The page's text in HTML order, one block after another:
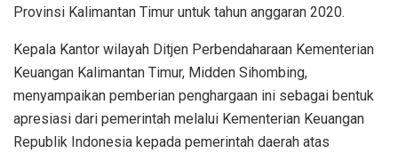
Provinsi Kalimantan Timur untuk tahun anggaran 2020.
Kepala Kantor wilayah Ditjen Perbendaharaan Kementerian
Keuangan Kalimantan Timur, Midden Sihombing,
menyampaikan pemberian penghargaan ini sebagai bentuk
apresiasi dari pemerintah melalui Kementerian Keuangan
Republik Indonesia kepada pemerintah daerah atas